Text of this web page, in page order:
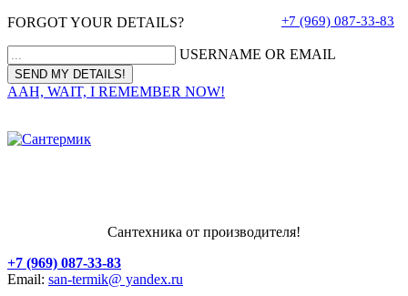
FORGOT YOUR DETAILS?
USERNAME OR EMAIL
AAH, WAIT, I REMEMBER NOW!
+7 (969) 087-33-83
Сантехника от производителя!
+7 (969) 087-33-83
Email: san-termik@ yandex.ru